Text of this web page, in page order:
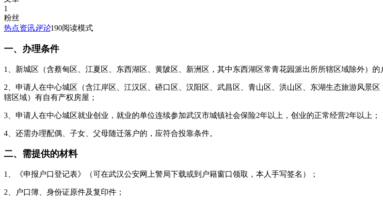
1
粉丝
热点资讯评论190阅读模式
一、办理条件
1、新城区（含蔡甸区、江夏区、东西湖区、黄陂区、新洲区，其中东西湖区常青花园派出所所辖区域除外）的
2、申请人在中心城区（含江岸区、江汉区、硚口区、汉阳区、武昌区、青山区、洪山区、东湖生态旅游风景
辖区域）有自有产权房屋；
3、申请人在中心城区就业创业，就业的单位连续参加武汉市城镇社会保险2年以上，创业的正常经营2年以上；
4、还需办理配偶、子女、父母随迁落户的，应符合投靠条件。
二、需提供的材料
1、《申报户口登记表》（可在武汉公安网上警局下载或到户籍窗口领取，本人手写签名）；
2、户口簿、身份证原件及复印件；